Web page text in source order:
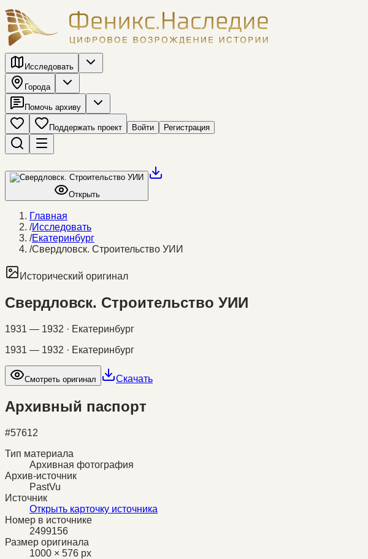
Исследовать
Города
Помочь архиву
Поддержать проект Войти Регистрация
Открыть
Главная
/Исследовать
/Екатеринбург
/Свердловск. Строительство УИИ
Исторический оригинал
Свердловск. Строительство УИИ
1931 — 1932 · Екатеринбург
1931 — 1932 · Екатеринбург
Смотреть оригинал Скачать
Архивный паспорт
#57612
Тип материала
Архивная фотография
Архив-источник
PastVu
Источник
Открыть карточку источника
Номер в источнике
2499156
Размер оригинала
1000 × 576 px